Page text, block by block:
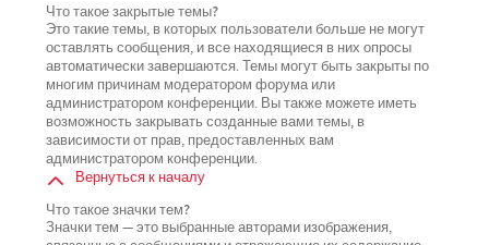
Что такое закрытые темы?
Это такие темы, в которых пользователи больше не могут
оставлять сообщения, и все находящиеся в них опросы
автоматически завершаются. Темы могут быть закрыты по
многим причинам модератором форума или
администратором конференции. Вы также можете иметь
возможность закрывать созданные вами темы, в
зависимости от прав, предоставленных вам
администратором конференции.
Вернуться к началу
Что такое значки тем?
Значки тем — это выбранные авторами изображения,